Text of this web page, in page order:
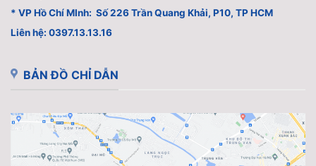
* VP Hồ Chí MInh: Số 226 Trần Quang Khải, P10, TP HCM
Liên hệ: 0397.13.13.16
BẢN ĐỒ CHỈ DẪN